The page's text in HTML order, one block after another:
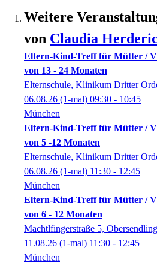
Weitere
von Claudia
Eltern-Kind-Treff für Mütter /
von 13 - 24 Monaten
Elternschule, Klinikum Dritter
06.08.26 (1-mal) 09:30 - 10:45
München
Eltern-Kind-Treff für Mütter /
von 5 -12 Monaten
Elternschule, Klinikum Dritter
06.08.26 (1-mal) 11:30 - 12:45
München
Eltern-Kind-Treff für Mütter /
von 6 - 12 Monaten
Machtlfingerstraße 5, Obersendling
11.08.26 (1-mal) 11:30 - 12:45
München